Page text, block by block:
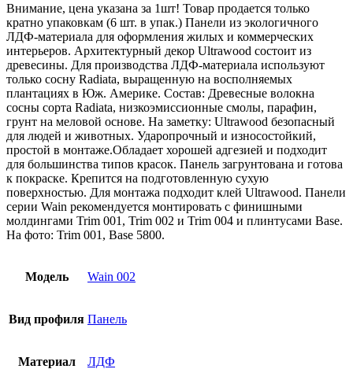
Внимание, цена указана за 1шт! Товар продается только
кратно упаковкам (6 шт. в упак.) Панели из экологичного
ЛДФ-материала для оформления жилых и коммерческих
интерьеров. Архитектурный декор Ultrawood состоит из
древесины. Для производства ЛДФ-материала используют
только сосну Radiatа, выращенную на восполняемых
плантациях в Юж. Америке. Состав: Древесные волокна
сосны сорта Radiata, низкоэмиссионные смолы, парафин,
грунт на меловой основе. На заметку: Ultrawood безопасный
для людей и животных. Ударопрочный и износостойкий,
простой в монтаже.Обладает хорошей адгезией и подходит
для большинства типов красок. Панель загрунтована и готова
к покраске. Крепится на подготовленную сухую
поверхностью. Для монтажа подходит клей Ultrawood. Панели
серии Wain рекомендуется монтировать с финишными
молдингами Trim 001, Trim 002 и Trim 004 и плинтусами Base.
На фото: Trim 001, Base 5800.
Модель Wain 002
Вид профиля Панель
Материал ЛДФ